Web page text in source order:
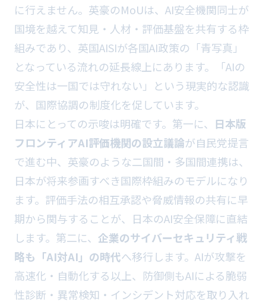
に行えません。英豪のMoUは、AI安全機関同士が
国境を越えて知見・人材・評価基盤を共有する枠
組みであり、英国AISIが各国AI政策の「青写真」
となっている流れの延長線上にあります。「AIの
安全性は一国では守れない」という現実的な認識
が、国際協調の制度化を促しています。
日本にとっての示唆は明確です。第一に、
日本版
フロンティアAI評価機関の設立議論が自民党提言
で進む中、英豪のような二国間・多国間連携は、
日本が将来参画すべき国際枠組みのモデルになり
ます。評価手法の相互承認や脅威情報の共有に早
期から関与することが、日本のAI安全保障に直結
します。第二に、 企業のサイバーセキュリティ戦
略も「AI対AI」の時代へ移行します。AIが攻撃を
高速化・自動化する以上、防御側もAIによる脆弱
性診断・異常検知・インシデント対応を取り入れ